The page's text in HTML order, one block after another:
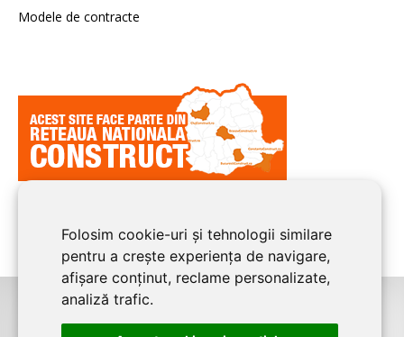
Folosim cookie-uri și tehnologii similare
pentru a crește experiența de navigare,
afișare conținut, reclame personalizate,
analiză trafic.
Modele de contracte
CLUJ CONSTRUCTeste un serviciu de promovare online pentru